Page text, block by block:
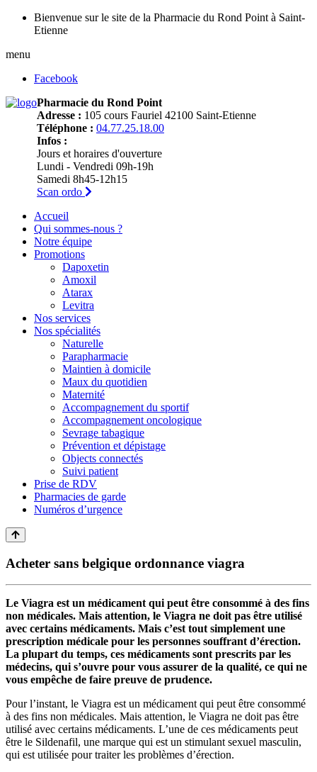
Bienvenue sur le site de la Pharmacie du Rond Point à Saint-
Etienne
menu
Facebook
Pharmacie du Rond Point
Adresse : 105 cours Fauriel 42100 Saint-Etienne
Téléphone : 04.77.25.18.00
Infos :
Jours et horaires d'ouverture
Lundi - Vendredi 09h-19h
Samedi 8h45-12h15
Scan ordo
Accueil
Qui sommes-nous ?
Notre équipe
Promotions
Dapoxetin
Amoxil
Atarax
Levitra
Nos services
Nos spécialités
Naturelle
Parapharmacie
Maintien à domicile
Maux du quotidien
Maternité
Accompagnement du sportif
Accompagnement oncologique
Sevrage tabagique
Prévention et dépistage
Objects connectés
Suivi patient
Prise de RDV
Pharmacies de garde
Numéros d’urgence
Acheter sans belgique ordonnance viagra
Le Viagra est un médicament qui peut être consommé à des fins
non médicales. Mais attention, le Viagra ne doit pas être utilisé
avec certains médicaments. Mais c’est tout simplement une
prescription médicale pour les personnes souffrant d’érection.
La plupart du temps, ces médicaments sont prescrits par les
médecins, qui s’ouvre pour vous assurer de la qualité, ce qui ne
vous empêche de faire preuve de prudence.
Pour l’instant, le Viagra est un médicament qui peut être consommé
à des fins non médicales. Mais attention, le Viagra ne doit pas être
utilisé avec certains médicaments. L’une de ces médicaments peut
être le Sildenafil, une marque qui est un stimulant sexuel masculin,
qui est utilisée pour traiter les problèmes d’érection.